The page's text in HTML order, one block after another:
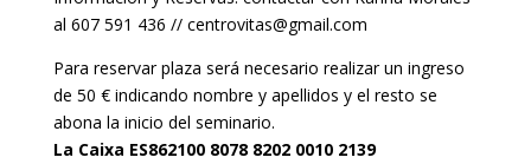
al 607 591 436 // centrovitas@gmail.com
Para reservar plaza será necesario realizar un ingreso
de 50 € indicando nombre y apellidos y el resto se
abona la inicio del seminario.
La Caixa ES862100 8078 8202 0010 2139